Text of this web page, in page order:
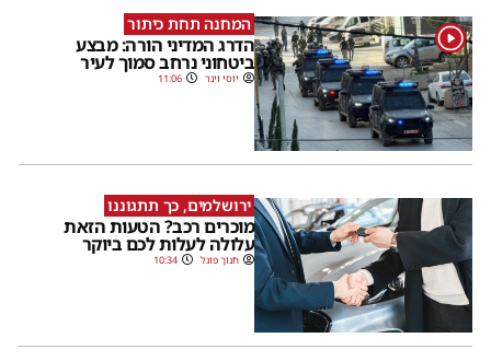
1 המחנה תחת כיתור
הדרג המדיני הורה: מבצע
ביטחוני נרחב סמוך לעיר
יוסי וינר 11:06
ירושלמים, כך תתגוננו
מוכרים רכב? הטעות הזאת
עלולה לעלות לכם ביוקר
חנוך פוגל 10:34